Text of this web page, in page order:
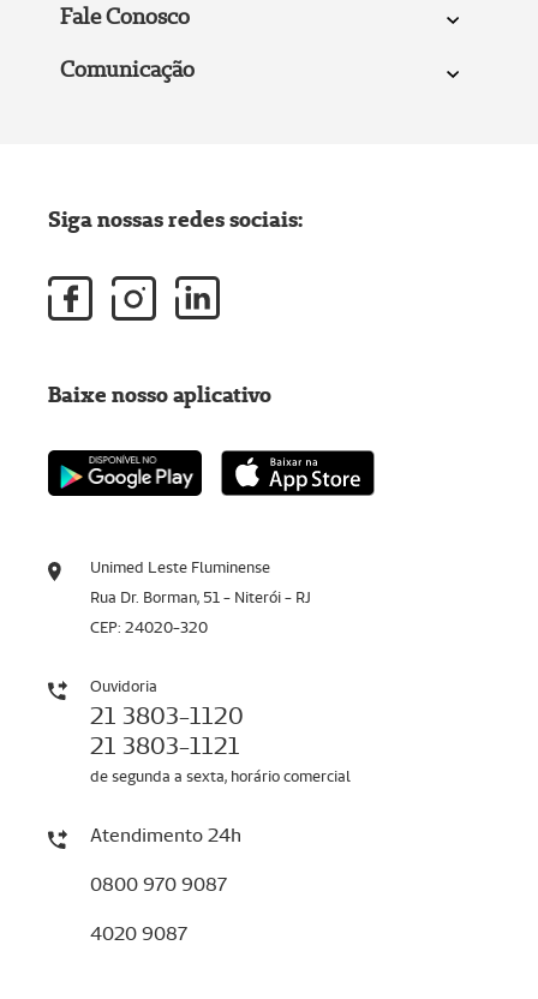
Fale Conosco
Comunicação
Unimed Leste Fluminense
Rua Dr. Borman, 51 - Niterói - RJ
CEP: 24020-320
Ouvidoria
21 3803-1120
21 3803-1121
de segunda a sexta, horário comercial
Atendimento 24h
0800 970 9087
4020 9087
Siga nossas redes sociais:
Baixe nosso aplicativo